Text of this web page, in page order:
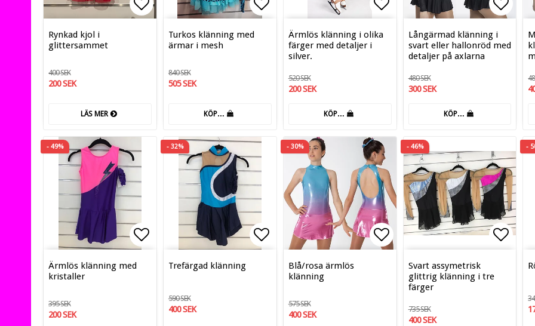
Lägg till i favoritlistan
Rynkad kjol i
glittersammet
400 SEK
200 SEK
LÄS MER
Lägg till i favoritlistan
Turkos klänning med
ärmar i mesh
840 SEK
505 SEK
KÖP…
Lägg till i favoritlistan
Ärmlös klänning i olika
färger med detaljer i
silver.
520 SEK
200 SEK
KÖP…
Lägg
Långärmad klänning i
svart eller hallonröd med
detaljer på axlarna
480 SEK
300 SEK
KÖP…
- 49%
Lägg till i favoritlistan
Ärmlös klänning med
kristaller
395 SEK
200 SEK
- 32%
Lägg till i favoritlistan
Trefärgad klänning
590 SEK
400 SEK
- 30%
Lägg till i favoritlistan
Blå/rosa ärmlös
klänning
575 SEK
400 SEK
- 46%
Svart assymetrisk
glittrig klänning i tre
färger
735 SEK
400 SEK
-